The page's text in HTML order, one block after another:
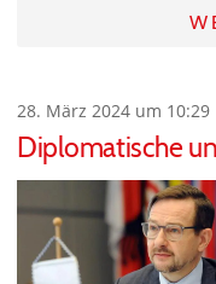
28. März 2024 um 10:29
Diplomatische